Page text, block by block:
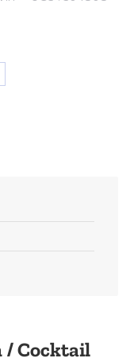
/ Cocktail